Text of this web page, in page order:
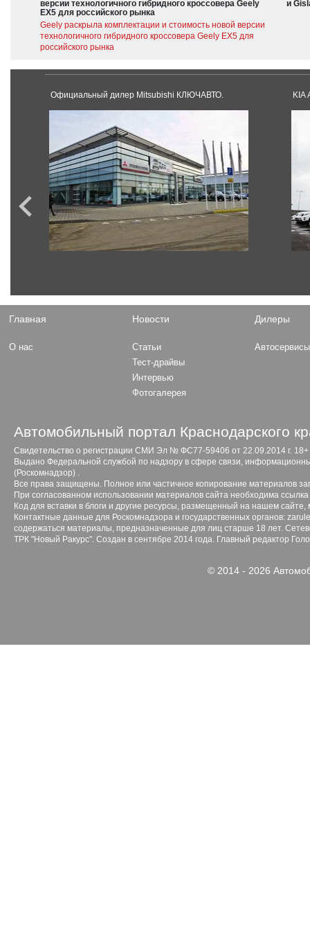
версии технологичного гибридного кроссовера Geely
EX5 для российского рынка
Geely раскрыла комплектации и стоимость новой версии
технологичного гибридного кроссовера Geely EX5 для
российского рынка
и
Oфициальный дилер Mitsubishi КЛЮЧАВТО. KIA
Главная
О нас
Новости
Статьи
Тест-драйвы
Интервью
Фотогалерея
Дилеры
Автосервисы
Автомобильный портал Краснодарского
Свидетельство о регистрации СМИ Эл № ФС77-59406 от 22.09.2014 г. 18+
Выдано Федеральной службой по надзору в сфере связи,
(Роскомнадзор) .
Все права защищены. Полное или частичное копирование материалов
При согласованном использовании материалов сайта необходима ссылка
Код для вставки в блоги и другие ресурсы, размещенный на нашем сайте,
Контактные данные для Роскомнадзора и государственных органов:
содержаться материалы, предназначенные для лиц старше 18 лет.
ТРК "Новый Ракурс". Создан в сентябре 2014 года. Главный редактор
© 2014 - 2026